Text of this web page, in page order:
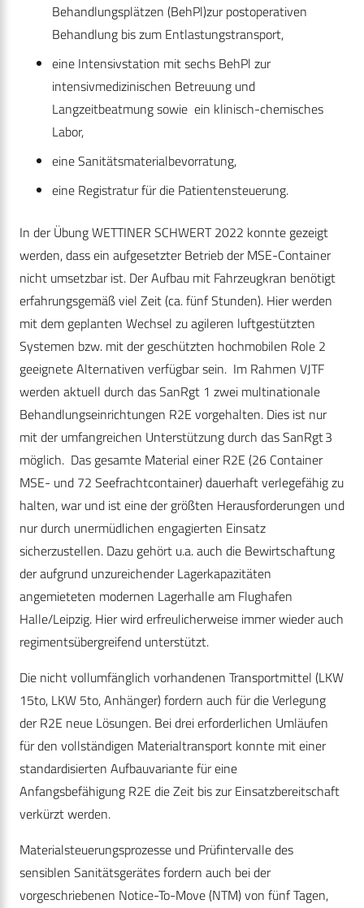
Behandlungsplätzen (BehPl)zur postoperativen
Behandlung bis zum Entlastungstransport,
eine Intensivstation mit sechs BehPl zur
intensivmedizinischen Betreuung und
Langzeitbeatmung sowie ein klinisch-chemisches
Labor,
eine Sanitätsmaterialbevorratung,
eine Registratur für die Patientensteuerung.
In der Übung WETTINER SCHWERT 2022 konnte gezeigt
werden, dass ein aufgesetzter Betrieb der MSE-Container
nicht umsetzbar ist. Der Aufbau mit Fahrzeugkran benötigt
erfahrungsgemäß viel Zeit (ca. fünf Stunden). Hier werden
mit dem geplanten Wechsel zu agileren luftgestützten
Systemen bzw. mit der geschützten hochmobilen Role 2
geeignete Alternativen verfügbar sein. Im Rahmen VJTF
werden aktuell durch das SanRgt 1 zwei multinationale
Behandlungseinrichtungen R2E vorgehalten. Dies ist nur
mit der umfangreichen Unterstützung durch das SanRgt 3
möglich. Das gesamte Material einer R2E (26 Container
MSE- und 72 Seefrachtcontainer) dauerhaft verlegefähig zu
halten, war und ist eine der größten Herausforderungen und
nur durch unermüdlichen engagierten Einsatz
sicherzustellen. Dazu gehört u.a. auch die Bewirtschaftung
der aufgrund unzureichender Lagerkapazitäten
angemieteten modernen Lagerhalle am Flughafen
Halle/Leipzig. Hier wird erfreulicherweise immer wieder auch
regimentsübergreifend unterstützt.
Die nicht vollumfänglich vorhandenen Transportmittel (LKW
15to, LKW 5to, Anhänger) fordern auch für die Verlegung
der R2E neue Lösungen. Bei drei erforderlichen Umläufen
für den vollständigen Materialtransport konnte mit einer
standardisierten Aufbauvariante für eine
Anfangsbefähigung R2E die Zeit bis zur Einsatzbereitschaft
verkürzt werden.
Materialsteuerungsprozesse und Prüfintervalle des
sensiblen Sanitätsgerätes fordern auch bei der
vorgeschriebenen Notice-To-Move (NTM) von fünf Tagen,